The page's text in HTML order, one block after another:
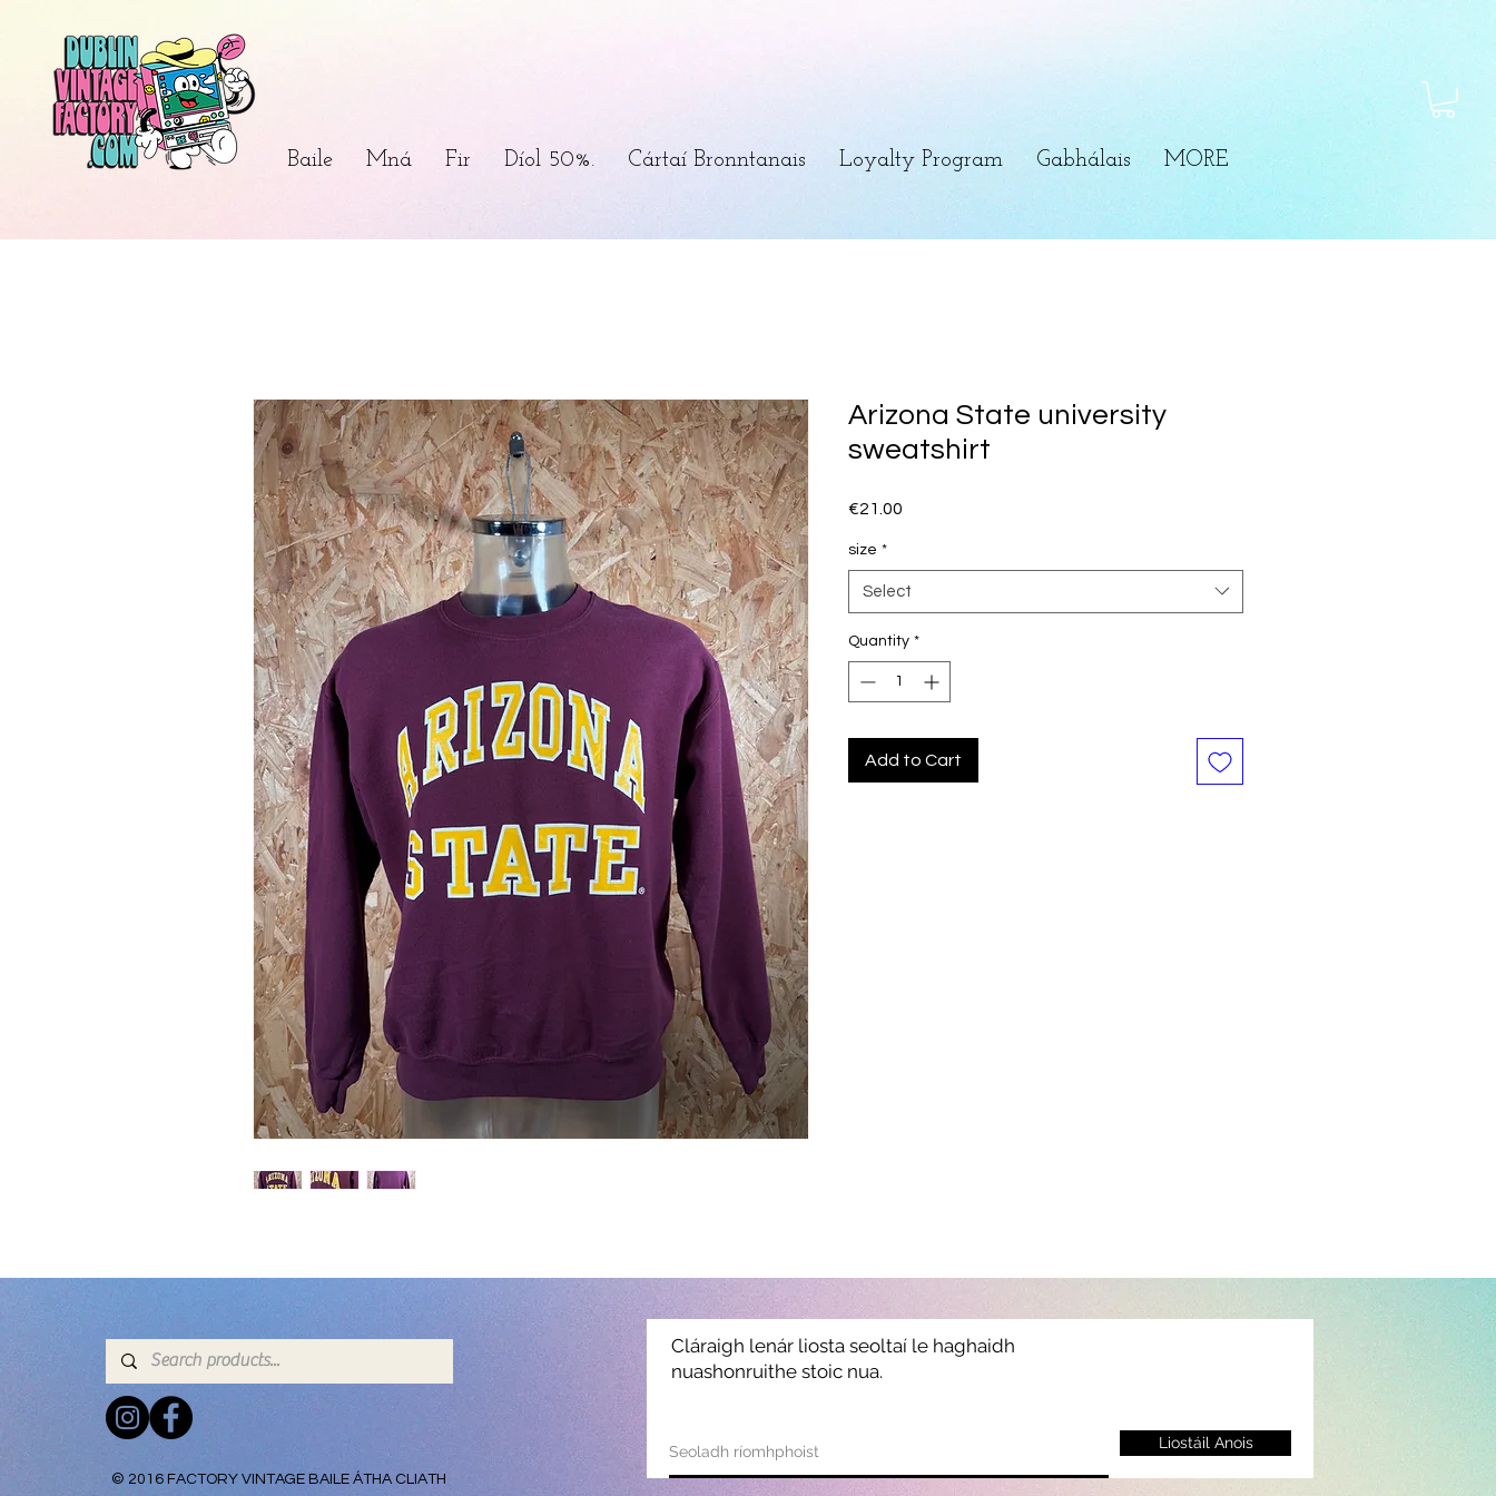
Baile Mná Fir Díol 50%. Cártaí Bronntanais Loyalty Program Gabhálais MORE
Arizona State university
sweatshirt
€21.00
size *
Select
Quantity *
Add to Cart
Cláraigh lenár liosta seoltaí le haghaidh
nuashonruithe stoic nua.
Liostáil Anois
© 2016 FACTORY VINTAGE BAILE ÁTHA CLIATH